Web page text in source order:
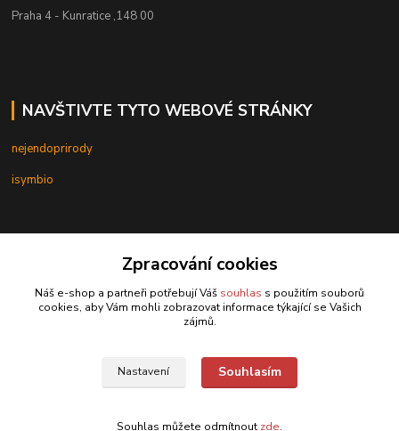
Praha 4 - Kunratice ,148 00
NAVŠTIVTE TYTO WEBOVÉ STRÁNKY
nejendoprirody
isymbio
(Po-Pá, 9 - 18 hod.)
Zpracování cookies
Náš e-shop a partneři potřebují Váš souhlas s použitím souborů
cookies, aby Vám mohli zobrazovat informace týkající se Vašich
zájmů.
Nastavení Souhlasím
Souhlas můžete odmítnout zde.